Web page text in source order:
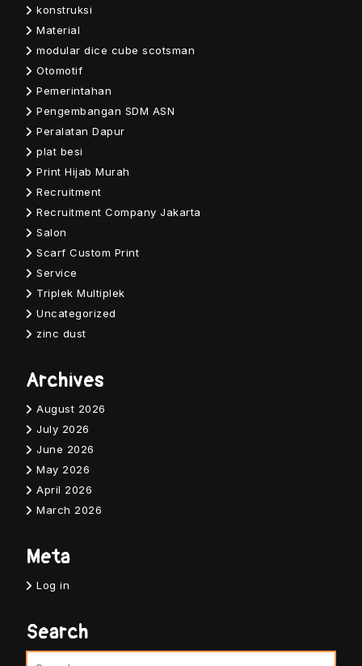
konstruksi
Material
modular dice cube scotsman
Otomotif
Pemerintahan
Pengembangan SDM ASN
Peralatan Dapur
plat besi
Print Hijab Murah
Recruitment
Recruitment Company Jakarta
Salon
Scarf Custom Print
Service
Triplek Multiplek
Uncategorized
zinc dust
Archives
August 2026
July 2026
June 2026
May 2026
April 2026
March 2026
Meta
Log in
Search